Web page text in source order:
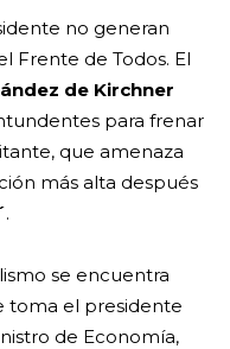
no generan
Frente de Todos. El
de Kirchner
para frenar
que amenaza
más alta después
.
se encuentra
toma el presidente
de Economía,